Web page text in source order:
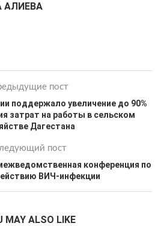
АЛИЕВА
пост
поддержало увеличение до 90%
затрат на работы в сельском
Дагестана
пост
конференция по
ВИЧ-инфекции
MAY ALSO LIKE